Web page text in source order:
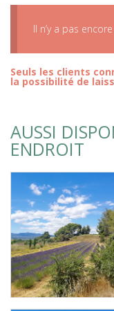
Il n’y a pas encore
Seuls les clients
la possibilité de
AUSSI
ENDROIT